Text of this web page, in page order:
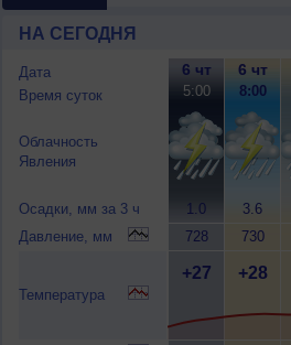
НА СЕГОДНЯ
Дата
Время суток
Облачность
Явления
Осадки, мм за 3 ч
Давление, мм
Температура
6 чт
5:00
1.0
728
+27
6 чт
8:00
3.6
730
+28